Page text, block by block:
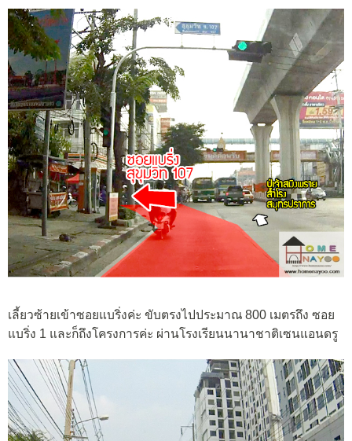
เลี้ยวซ้ายเข้าซอยแบริ่งค่ะ ขับตรงไปประมาณ 800 เมตรถึง ซอย
แบริ่ง 1 และก็ถึงโครงการค่ะ ผ่านโรงเรียนนานาชาติเซนแอนดรู